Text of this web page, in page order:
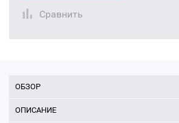
Сравнить
ОБЗОР
ОПИСАНИЕ